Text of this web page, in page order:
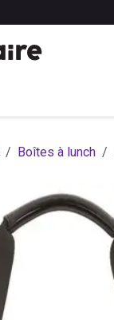
Boîtes à lunch